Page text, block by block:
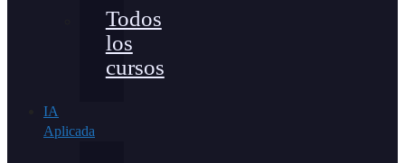
Todos
los
cursos
IA
Aplicada